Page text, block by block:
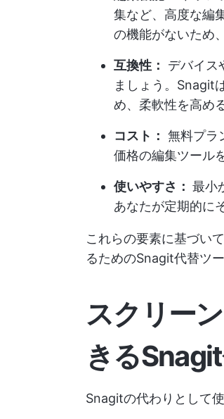
集など、高度な編
の機能がないため
互換性：
デバイス
ましょう。Snagit
め、柔軟性を高め
コスト： 無料プラ
価格の編集ツール
使いやすさ： 最小
あなたが定期的に
これらの要素に基づい
るためのSnagit代替ツ
スクリー
きる
Snagitの代わりとして